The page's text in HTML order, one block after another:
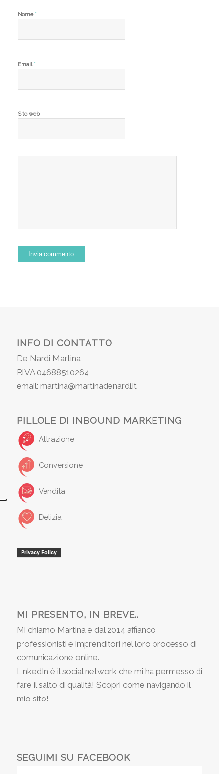
Nome *
Email *
Sito web
INFO DI CONTATTO
De Nardi Martina
P.IVA 04688510264
email: martina@martinadenardi.it
PILLOLE DI INBOUND MARKETING
Attrazione
Conversione
Vendita
Delizia
MI PRESENTO, IN BREVE..
Mi chiamo Martina e dal 2014 affianco
professionisti e imprenditori nel loro processo di
comunicazione online.
LinkedIn è il social network che mi ha permesso di
fare il salto di qualità! Scopri come navigando il
mio sito!
SEGUIMI SU FACEBOOK